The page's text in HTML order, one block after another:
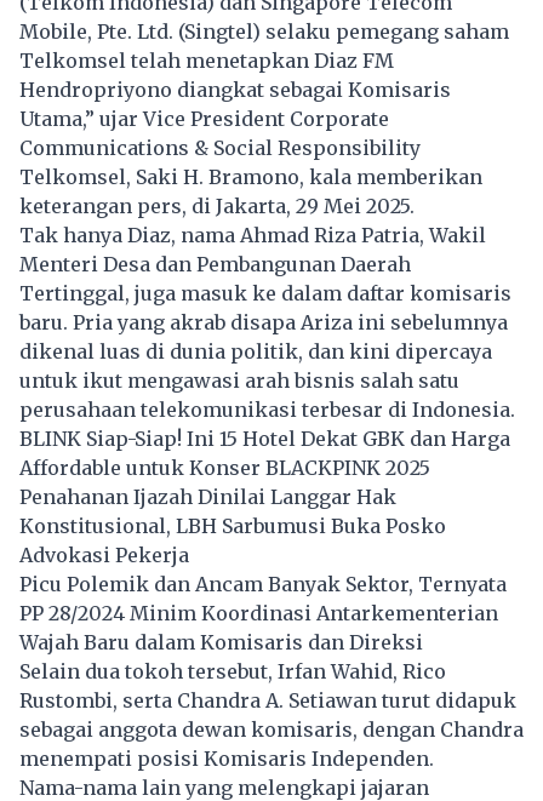
Mobile, Pte. Ltd. (Singtel) selaku pemegang saham
Telkomsel telah menetapkan Diaz FM
Hendropriyono diangkat sebagai Komisaris
Utama,” ujar Vice President Corporate
Communications & Social Responsibility
Telkomsel, Saki H. Bramono, kala memberikan
keterangan pers, di Jakarta, 29 Mei 2025.
Tak hanya Diaz, nama Ahmad Riza Patria, Wakil
Menteri Desa dan Pembangunan Daerah
Tertinggal, juga masuk ke dalam daftar komisaris
baru. Pria yang akrab disapa Ariza ini sebelumnya
dikenal luas di dunia politik, dan kini dipercaya
untuk ikut mengawasi arah bisnis salah satu
perusahaan telekomunikasi terbesar di Indonesia.
BLINK Siap-Siap! Ini 15 Hotel Dekat GBK dan Harga
Affordable untuk Konser BLACKPINK 2025
Penahanan Ijazah Dinilai Langgar Hak
Konstitusional, LBH Sarbumusi Buka Posko
Advokasi Pekerja
Picu Polemik dan Ancam Banyak Sektor, Ternyata
PP 28/2024 Minim Koordinasi Antarkementerian
Wajah Baru dalam Komisaris dan Direksi
Selain dua tokoh tersebut, Irfan Wahid, Rico
Rustombi, serta Chandra A. Setiawan turut didapuk
sebagai anggota dewan komisaris, dengan Chandra
menempati posisi Komisaris Independen.
Nama-nama lain yang melengkapi jajaran